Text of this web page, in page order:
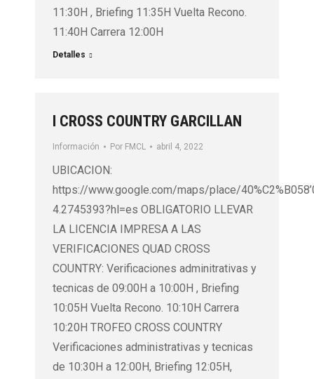
11:30H , Briefing 11:35H Vuelta Recono.
11:40H Carrera 12:00H
Detalles
I CROSS COUNTRY GARCILLAN
Información Por FMCL abril 4, 2022
UBICACION:
https://www.google.com/maps/place/
4.2745393?hl=es OBLIGATORIO LLEVAR
LA LICENCIA IMPRESA A LAS
VERIFICACIONES QUAD CROSS
COUNTRY: Verificaciones adminitrativas y
tecnicas de 09:00H a 10:00H , Briefing
10:05H Vuelta Recono. 10:10H Carrera
10:20H TROFEO CROSS COUNTRY
Verificaciones administrativas y tecnicas
de 10:30H a 12:00H, Briefing 12:05H,